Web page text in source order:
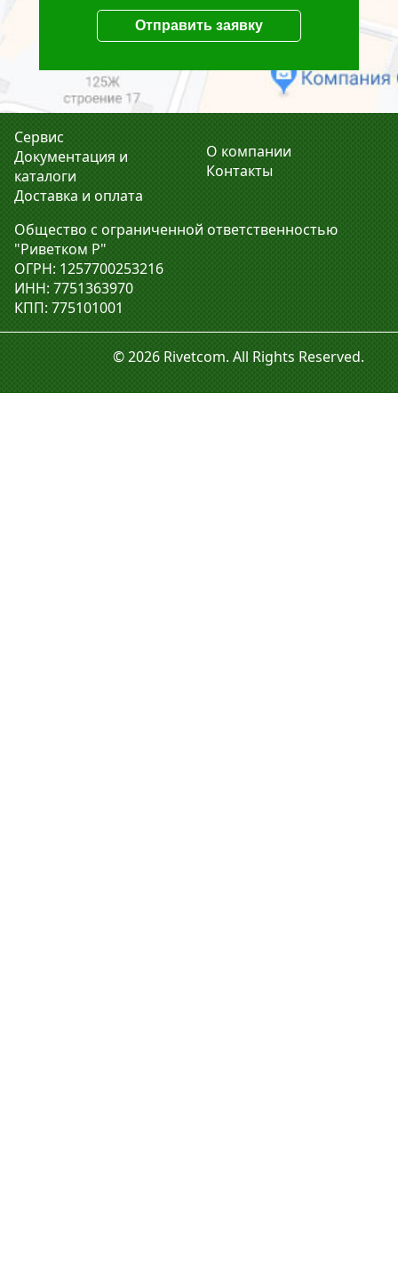
Сервис
Документация и
каталоги
Доставка и оплата
О компании
Контакты
Общество с ограниченной ответственностью
"Риветком Р"
ОГРН: 1257700253216
ИНН: 7751363970
КПП: 775101001
© 2026 Rivetcom. All Rights Reserved.